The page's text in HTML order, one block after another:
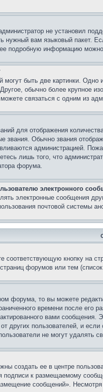
не установил
нужный вам языковый пакет.
подробную информацию
быть две картинки.
обычно более крупное
связаться с одним из
для отображения
звания. Обычно звания
администрацией.
лишь того, что
форума.
электронного
электронные сообщения
почтовой системы
кнопку на
форумов или тем (список
форума, то вы можете
времени после
вами сообщения.
других пользователей, и
не могут удалять
создать ее в центре
к размещаемому
сообщений».